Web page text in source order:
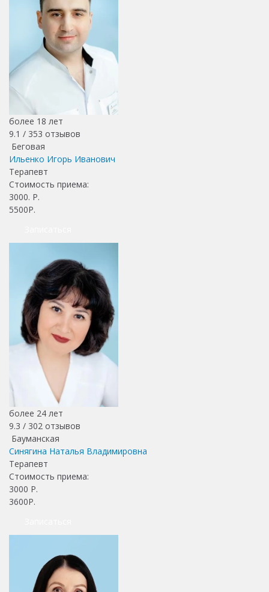
более 18 лет
9.1 / 353 отзывов
Беговая
Ильенко Игорь Иванович
Терапевт
Стоимость приема:
3000. Р.
5500Р.
более 24 лет
9.3 / 302 отзывов
Бауманская
Синягина Наталья Владимировна
Терапевт
Стоимость приема:
3000 Р.
3600Р.